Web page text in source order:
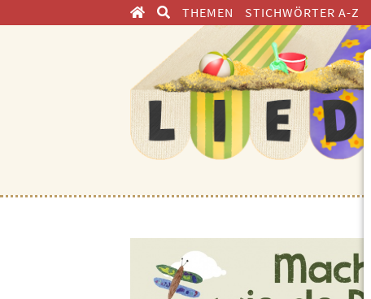
THEMEN STICHWÖRTER A-Z
ENTDECKEN